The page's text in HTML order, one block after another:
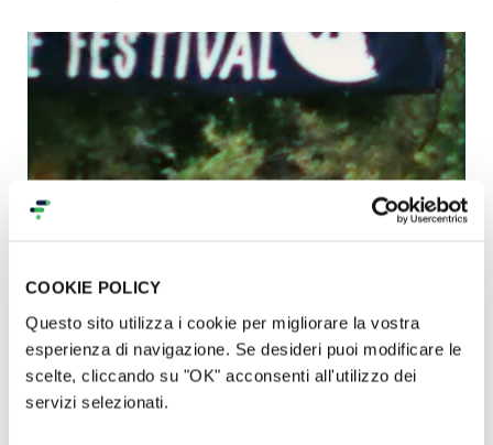
COOKIE POLICY
Questo sito utilizza i cookie per migliorare la vostra
esperienza di navigazione. Se desideri puoi modificare le
scelte, cliccando su "OK" acconsenti all'utilizzo dei
servizi selezionati.
Summer Nite Love Festival - 2026
€ 1.237raccolti|23sostenitori